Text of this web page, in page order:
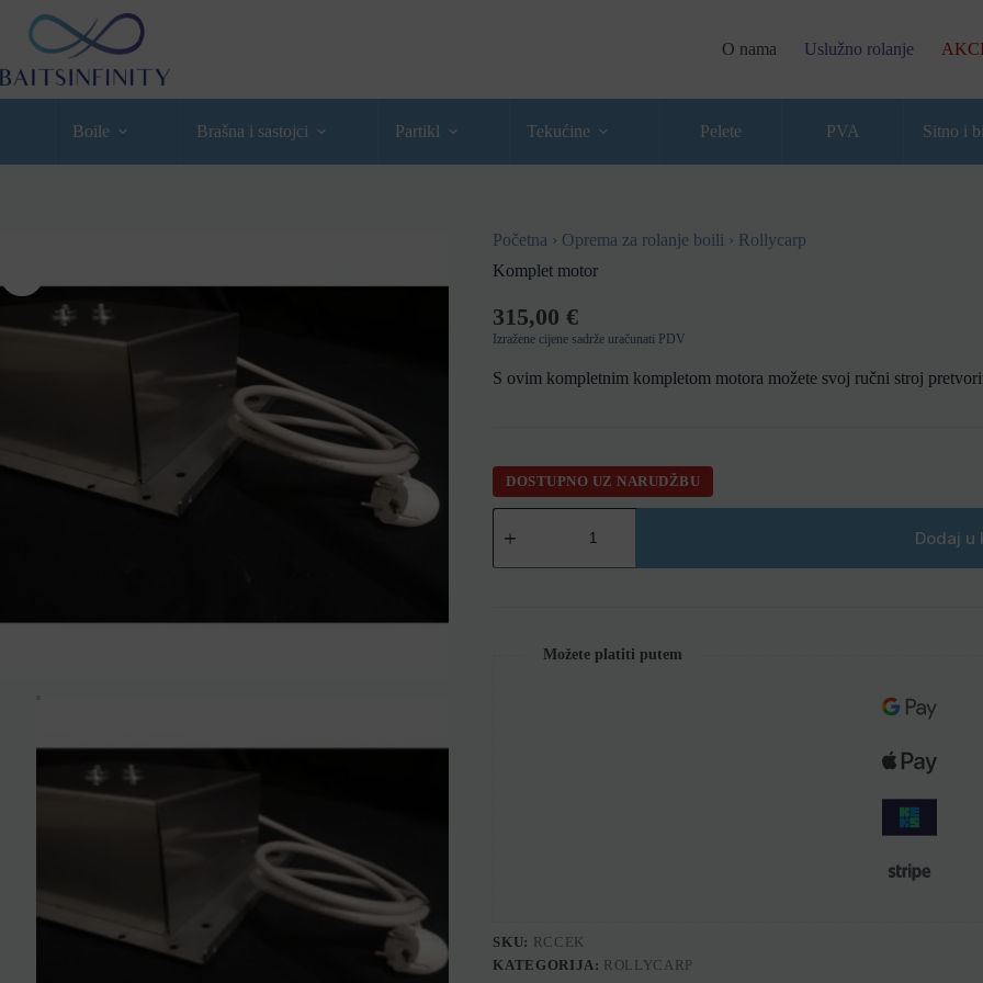
O nama Uslužno rolanje
Boile Brašna i sastojci Partikl Tekućine Pelete PVA Sitno i
Početna › Oprema za rolanje boili › Rollycarp
Komplet motor
315,00€
Izražene cijene sadrže uračunati PDV
S ovim kompletnim kompletom motora možete svoj ručni stroj
DOSTUPNO UZ NARUDŽBU
Dodaj u
Možete platiti putem
SKU: RCCEK
KATEGORIJA: ROLLYCARP